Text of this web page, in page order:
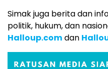
Simak juga berita dan
politik, hukum, dan
Halloup.comdan